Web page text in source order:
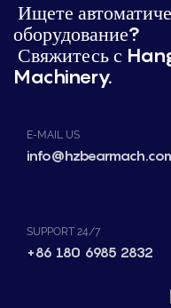
Ищете
оборудование?
Свяжитесь с
Machinery.
E-MAIL US
SUPPORT 24/7
+86 180 6985 2832